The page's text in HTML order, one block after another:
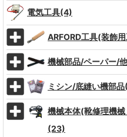
電気工具(4)
ARFORD工具(装飾
機械部品/ペーパー/
ミシン/底縫い機部
機械本体(靴修理機
(23)